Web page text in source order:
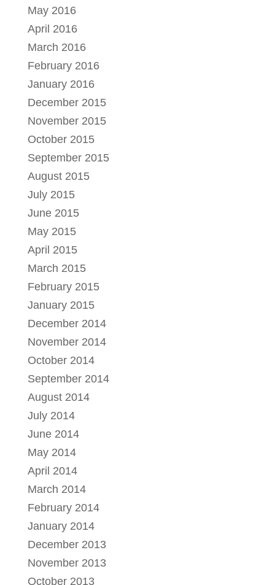
May 2016
April 2016
March 2016
February 2016
January 2016
December 2015
November 2015
October 2015
September 2015
August 2015
July 2015
June 2015
May 2015
April 2015
March 2015
February 2015
January 2015
December 2014
November 2014
October 2014
September 2014
August 2014
July 2014
June 2014
May 2014
April 2014
March 2014
February 2014
January 2014
December 2013
November 2013
October 2013